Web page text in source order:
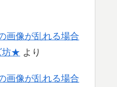
画像が乱れる場合
坊★ より
画像が乱れる場合